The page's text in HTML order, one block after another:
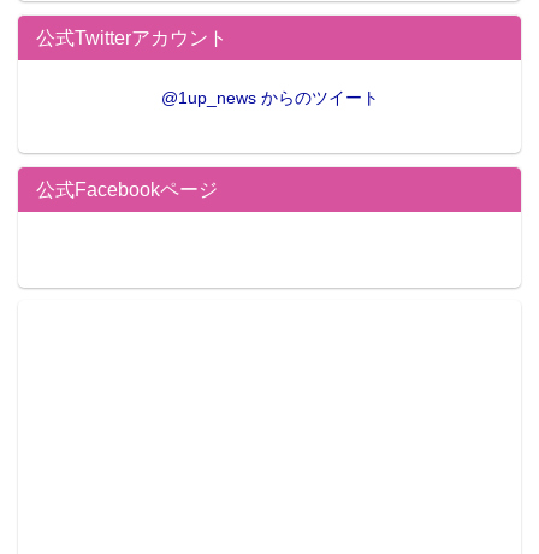
公式Twitterアカウント
@1up_news からのツイート
公式Facebookページ